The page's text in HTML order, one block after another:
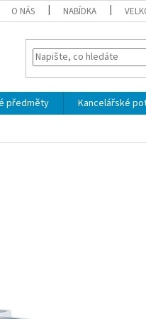
O NÁS NABÍDKA
předměty Kancelářské